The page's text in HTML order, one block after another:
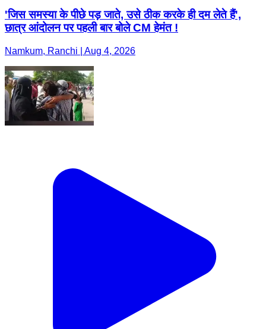
'जिस समस्या के पीछे पड़ जाते, उसे ठीक करके ही दम लेते हैं',
छात्र आंदोलन पर पहली बार बोले CM हेमंत !
Namkum, Ranchi | Aug 4, 2026